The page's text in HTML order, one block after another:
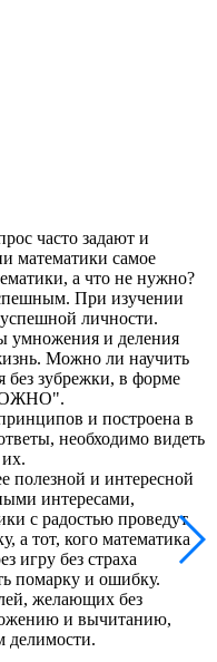
часто задают и
математики самое
а что не нужно?
При изучении
личности.
умножения и деления
Можно ли научить
без зубрежки, в форме
и построена в
необходимо видеть
полезной и интересной
интересами,
с радостью проведут
а тот, кого математика
игру без страха
помарку и ошибку.
желающих без
и вычитанию,
делимости.